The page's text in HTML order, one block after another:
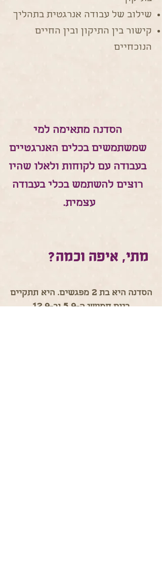
שילוב של עבודה אנרגטית בתהליך
קישור בין התיקון ובין החיים
הנוכחיים
הסדנה מתאימה למי
שמשתמשים בכלים האנרגטיים
בעבודה עם לקוחות ולאלו שהיו
רוצים להשתמש בכלי בעבודה
עצמית.
מתי, איפה וכמה?
הסדנה היא בת 2 מפגשים. היא תתקיים
ביום חמישי ה-5.9וב-12.9